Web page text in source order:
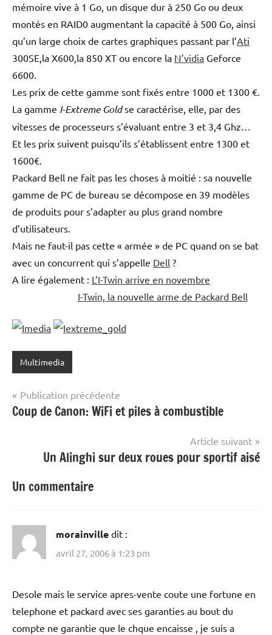
mémoire vive à 1 Go, un disque dur à 250 Go ou deux
montés en RAID0 augmentant la capacité à 500 Go, ainsi
qu’un large choix de cartes graphiques passant par l’Ati
300SE,la X600,la 850 XT ou encore la N’vidia Geforce
6600.
Les prix de cette gamme sont fixés entre 1000 et 1300 €.
La gamme I-Extreme Goldse caractérise, elle, par des
vitesses de processeurs s’évaluant entre 3 et 3,4 Ghz…
Et les prix suivent puisqu’ils s’établissent entre 1300 et
1600€.
Packard Bell ne fait pas les choses à moitié : sa nouvelle
gamme de PC de bureau se décompose en 39 modèles
de produits pour s’adapter au plus grand nombre
d’utilisateurs.
Mais ne faut-il pas cette « armée » de PC quand on se bat
avec un concurrent qui s’appelle Dell ?
A lire également : L’I-Twin arrive en novembre
I-Twin, la nouvelle arme de Packard Bell
Multimedia
Navigation
de
Publication précédente
Coup de Canon: WiFi et piles à combustible
Article suivant
Un Alinghi sur deux roues pour sportif aisé
Un commentaire
morainville dit :
avril 27, 2006 à 1:23 pm
Desole mais le service apres-vente coute une fortune en
telephone et packard avec ses garanties au bout du
compte ne garantie que le chque encaisse , je suis a